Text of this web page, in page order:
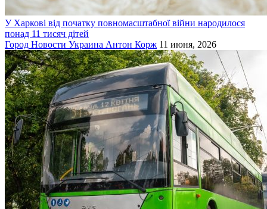
У Харкові від початку повномасштабної війни народилося
понад 11 тисяч дітей
Город Новости Украина Антон Корж 11 июня, 2026